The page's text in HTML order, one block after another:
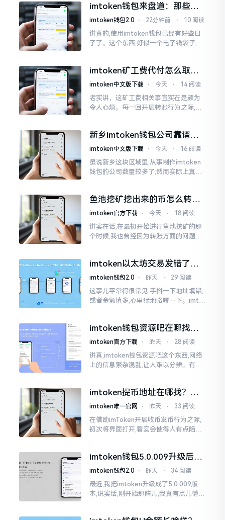
imtoken钱包来盘道：那些踩
过的坑和保命招
imtoken钱包2.0 ⋅ 22分钟前 ⋅ 10 阅读
讲真的,使用imtoken钱包已经有好些日
子了。这个东西,好似一个电子钱袋子,里
却提心吊胆、神经紧绷。
imtoken矿工费代付怎么取
消？老手教你几招
imtoken中文版下载 ⋅ 今天 ⋅ 14 阅读
老实讲，这矿工费相关事宜实在是颇为
令人心烦。每一回开展转账行为之际,就
时隔多年
新乡imtoken钱包公司靠谱
吗？普通人怎么避坑
imtoken中文版下载 ⋅ 今天 ⋅ 16 阅读
虽说新乡这块区域里,从事制作imtoken
钱包的公司数量较多了,然而实际上真正
予协助进行操作的
鱼池挖矿挖出来的币怎么转到
imtoken钱包？
imtoken官方下载 ⋅ 今天 ⋅ 18 阅读
讲实在话,在最初开始进行鱼池挖矿的那
个时候,我也曾经因为转账方面的问题而
为畅快
imtoken以太坊交易发错了咋
整？取消方法告诉你
imtoken钱包2.0 ⋅ 昨天 ⋅ 29 阅读
这事儿平常得很常见,手抖一下地址填错,
或者金额填多,心里猛地咯噔一下。imto
imtoken钱包资源吧在哪找，
这些坑我帮你趟过
imtoken官方下载 ⋅ 昨天 ⋅ 28 阅读
讲真,imtoken钱包资源吧这个东西,网络
上的信息繁杂混乱,让人难以分辨。有的
imtoken提币地址在哪找？手
把手教你快速查看
imtoken唯一官网 ⋅ 昨天 ⋅ 33 阅读
在借助imToken开展收币发币行为之际,
初次将界面打开,着实会使得人有点陷入
imtoken钱包5.0.009升级后咋
用？老用户实测分享
imtoken钱包2.0 ⋅ 昨天 ⋅ 34 阅读
最近,我把imtoken升级成了5.0.009版
本,说实话,刚开始那阵儿,我真有点儿懵,